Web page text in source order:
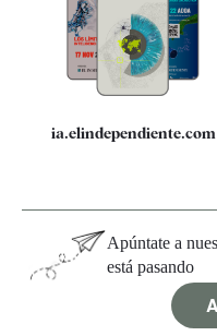
Quiénes somos
Especificaciones
ia.elindependiente.com
Apúntate a
está pasando